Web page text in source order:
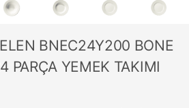
BNEC24Y200 BONE
PARÇA YEMEK TAKIMI